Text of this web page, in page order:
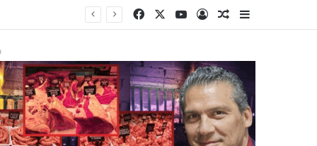
quadrati FacebookYou TubeAccediUn articolo a